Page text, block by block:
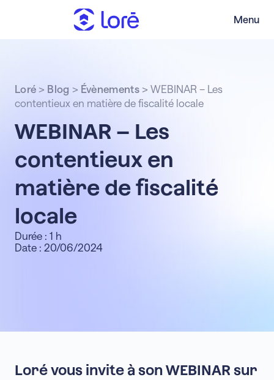
Menu
WEBINAR – Les
contentieux en
matière de fiscalité
locale
Durée : 1 h
Date : 20/06/2024
Loré > Blog > Évènements >WEBINAR – Les
contentieux en matière de fiscalité locale
Loré vous invite à son WEBINAR sur